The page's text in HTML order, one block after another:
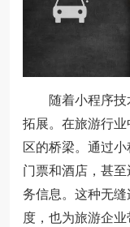
随着小程序技
拓展。在旅游行
区的桥梁。通过
门票和酒店，甚
务信息。这种无
度，也为旅游企业